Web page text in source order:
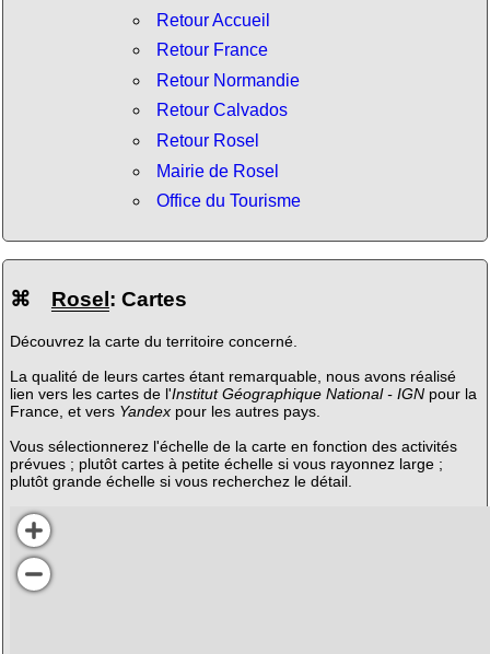
Retour Accueil
Retour France
Retour Normandie
Retour Calvados
Retour Rosel
Mairie de Rosel
Office du Tourisme
⌘ Rosel : Cartes
Découvrez la carte du territoire concerné.
La qualité de leurs cartes étant remarquable, nous avons réalisé
lien vers les cartes de l'Institut Géographique National - IGNpour la
France, et vers Yandexpour les autres pays.
Vous sélectionnerez l'échelle de la carte en fonction des activités
prévues ; plutôt cartes à petite échelle si vous rayonnez large ;
plutôt grande échelle si vous recherchez le détail.